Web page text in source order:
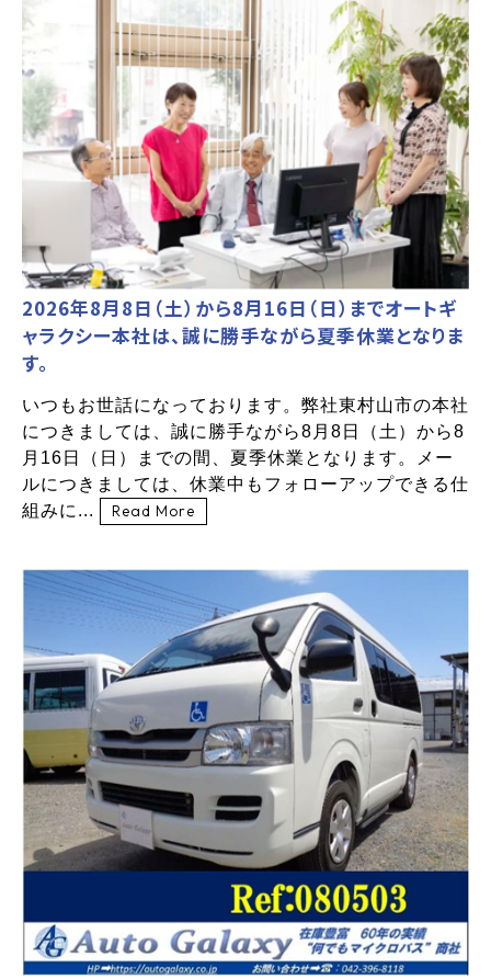
2026年8月8日（土）から8月16日（日）までオートギ
ャラクシー本社は、誠に勝手ながら夏季休業となりま
す。
いつもお世話になっております。弊社東村山市の本社
につきましては、誠に勝手ながら8月8日（土）から8
月16日（日）までの間、夏季休業となります。メー
ルにつきましては、休業中もフォローアップできる仕
組みに...
Read More